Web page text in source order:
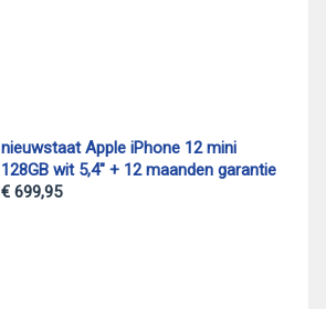
nieuwstaat Apple iPhone 12 mini
128GB wit 5,4" + 12 maanden garantie
€ 699,95